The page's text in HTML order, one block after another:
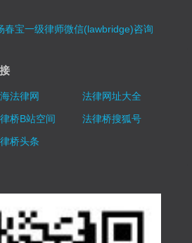
春宝一级律师微信(lawbridge)咨询
海法律网
法律网址大全
桥B站空间
法律桥搜狐号
桥头条